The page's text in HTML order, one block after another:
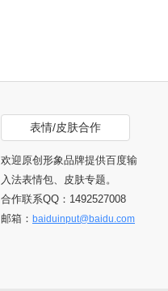
表情/皮肤合作
欢迎原创形象品牌提供百度输
入法表情包、皮肤专题。
合作联系QQ：1492527008
邮箱： baiduinput@baidu.com